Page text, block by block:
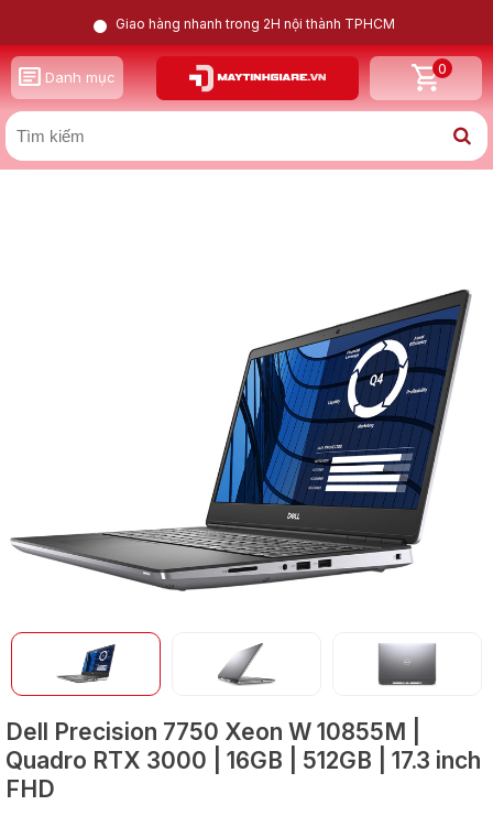
Giao hàng nhanh trong 2H nội thành TPHCM
Danh mục 0
Dell Precision 7750 Xeon W 10855M |
Quadro RTX 3000 | 16GB | 512GB | 17.3 inch
FHD
GỌI LẠI CHO TÔI X
Dell Precision 7750 Xeon W 10855M | Quadro RTX 3000 |
16GB | 512GB | 17.3 inch FHD